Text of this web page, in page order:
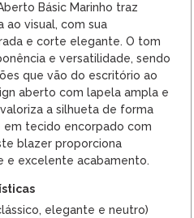
Básic Marinho traz
ao visual, com sua
e corte elegante. O tom
e versatilidade, sendo
que vão do escritório ao
aberto com lapela ampla e
a silhueta de forma
em tecido encorpado com
blazer proporciona
e excelente acabamento.
elegante e neutro)